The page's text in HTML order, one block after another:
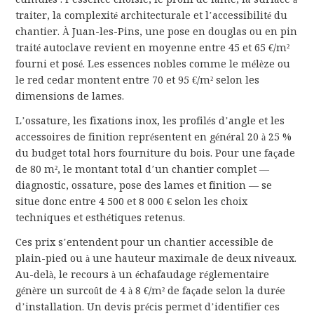
traiter, la complexité architecturale et l’accessibilité du
chantier. À Juan-les-Pins, une pose en douglas ou en pin
traité autoclave revient en moyenne entre 45 et 65 €/m²
fourni et posé. Les essences nobles comme le mélèze ou
le red cedar montent entre 70 et 95 €/m² selon les
dimensions de lames.
L’ossature, les fixations inox, les profilés d’angle et les
accessoires de finition représentent en général 20 à 25 %
du budget total hors fourniture du bois. Pour une façade
de 80 m², le montant total d’un chantier complet —
diagnostic, ossature, pose des lames et finition — se
situe donc entre 4 500 et 8 000 € selon les choix
techniques et esthétiques retenus.
Ces prix s’entendent pour un chantier accessible de
plain-pied ou à une hauteur maximale de deux niveaux.
Au-delà, le recours à un échafaudage réglementaire
génère un surcoût de 4 à 8 €/m² de façade selon la durée
d’installation. Un devis précis permet d’identifier ces